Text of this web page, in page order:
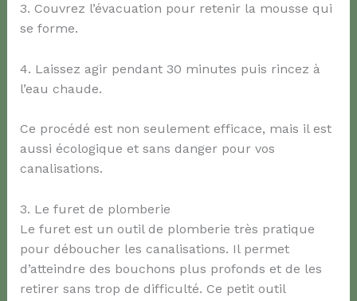
3. Couvrez l’évacuation pour retenir la mousse qui
se forme.
4. Laissez agir pendant 30 minutes puis rincez à
l’eau chaude.
Ce procédé est non seulement efficace, mais il est
aussi écologique et sans danger pour vos
canalisations.
3. Le furet de plomberie
Le furet est un outil de plomberie très pratique
pour déboucher les canalisations. Il permet
d’atteindre des bouchons plus profonds et de les
retirer sans trop de difficulté. Ce petit outil